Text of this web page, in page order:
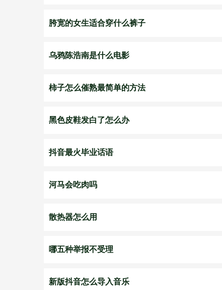
胯宽的女生适合穿什么裤子
乌鸦陈浩南是什么电影
柿子怎么催熟最简单的方法
黑色皮鞋发白了怎么办
抖音最火毕业话语
河马会吃肉吗
散热器怎么用
哪五种举报不受理
新版抖音怎么导入音乐